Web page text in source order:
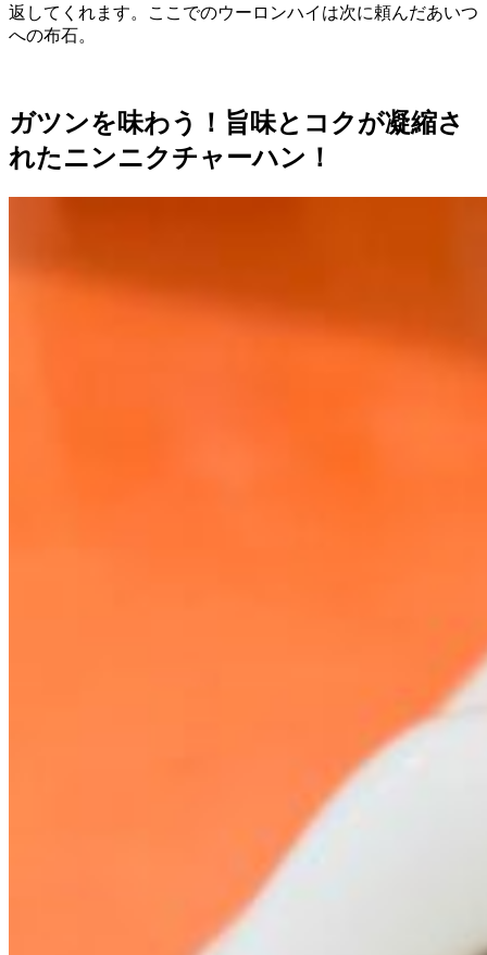
返してくれます。ここでのウーロンハイは次に頼んだあいつ
への布石。
ガツンを味わう！旨味とコクが凝縮さ
れたニンニクチャーハン！